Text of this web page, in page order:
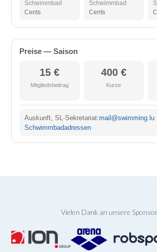
Schwimmbad
Cents
Schwimmbad
Cents
Preise — Saison
15 €
Mitgliedsbeitrag
400 €
Kurse
Auskunft, SL-Sekretariat:mail@swimming.lu
Schwimmbadadressen
Vielen Dank an unsere